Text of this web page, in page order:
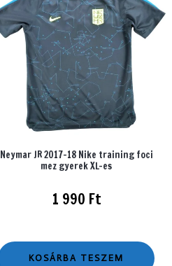
Neymar JR 2017-18 Nike training foci
mez gyerek XL-es
1 990 Ft
KOSÁRBA TESZEM